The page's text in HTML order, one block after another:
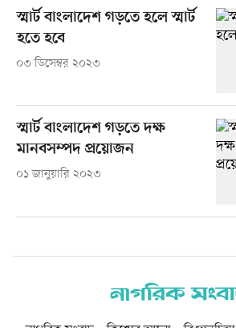
স্মার্ট বাংলাদেশ গড়তে হলে স্মার্ট
হতে হবে
০৩ ডিসেম্বর ২০২৩
স্মার্ট বাংলাদেশ গড়তে দক্ষ
মানবসম্পদ প্রয়োজন
০১ জানুয়ারি ২০২৩